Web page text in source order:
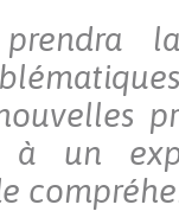
à un